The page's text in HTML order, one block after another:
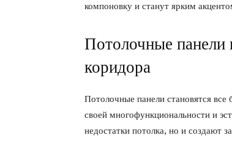
компоновку и станут ярким
Потолочные панели
коридора
Потолочные панели становятся
своей многофункциональности и
недостатки потолка, но и создают